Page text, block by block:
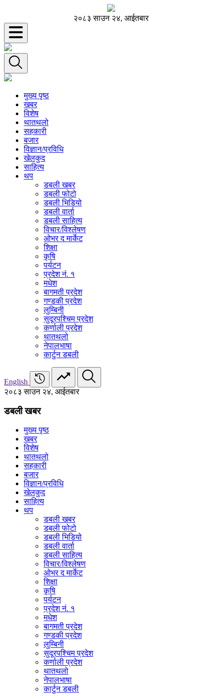
२०८३ साउन २४, आईतबार
मुख्य पृष्ठ
खबर
विशेष
थातथलो
सहकारी
बजार
विज्ञान/प्रविधि
खेलकुद
साहित्य
थप
डबली खबर
डबली फोटो
डबली भिडियो
डबली वार्ता
डबली साहित्य
विचार/विश्‍लेषण
ओभर द मार्केट
शिक्षा
कृषि
पर्यटन
प्रदेश नं. १
मधेश
बागमती प्रदेश
गण्डकी प्रदेश
लुम्बिनी
सुदूरपश्चिम प्रदेश
कर्णाली प्रदेश
थातथलो
नेपालभाषा
कार्टुन डबली
English
२०८३ साउन २४, आईतबार
डबली खबर
मुख्य पृष्ठ
खबर
विशेष
थातथलो
सहकारी
बजार
विज्ञान/प्रविधि
खेलकुद
साहित्य
थप
डबली खबर
डबली फोटो
डबली भिडियो
डबली वार्ता
डबली साहित्य
विचार/विश्‍लेषण
ओभर द मार्केट
शिक्षा
कृषि
पर्यटन
प्रदेश नं. १
मधेश
बागमती प्रदेश
गण्डकी प्रदेश
लुम्बिनी
सुदूरपश्चिम प्रदेश
कर्णाली प्रदेश
थातथलो
नेपालभाषा
कार्टुन डबली